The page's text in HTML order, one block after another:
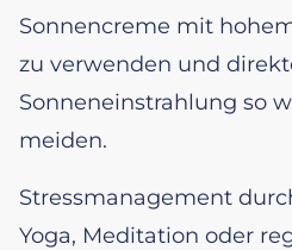
Sonnencreme mit
zu verwenden und
Sonneneinstrahlung so
meiden.
Stressmanagement
Yoga, Meditation oder